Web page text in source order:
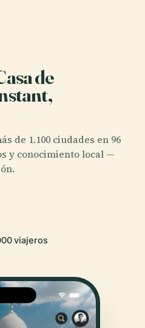
de
de 1.100 ciudades en 96
y conocimiento local —
viajeros